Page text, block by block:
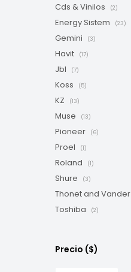
Cds & Vinilos (2)
Energy Sistem (23)
Gemini (3)
Havit (17)
Jbl (7)
Koss (5)
KZ (13)
Muse (13)
Pioneer (6)
Proel (1)
Roland (1)
Shure (3)
Thonet and Vander
Toshiba (2)
Precio ($)